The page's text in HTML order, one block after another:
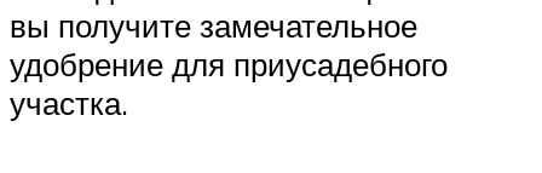
вы получите замечательное
удобрение для приусадебного
участка.